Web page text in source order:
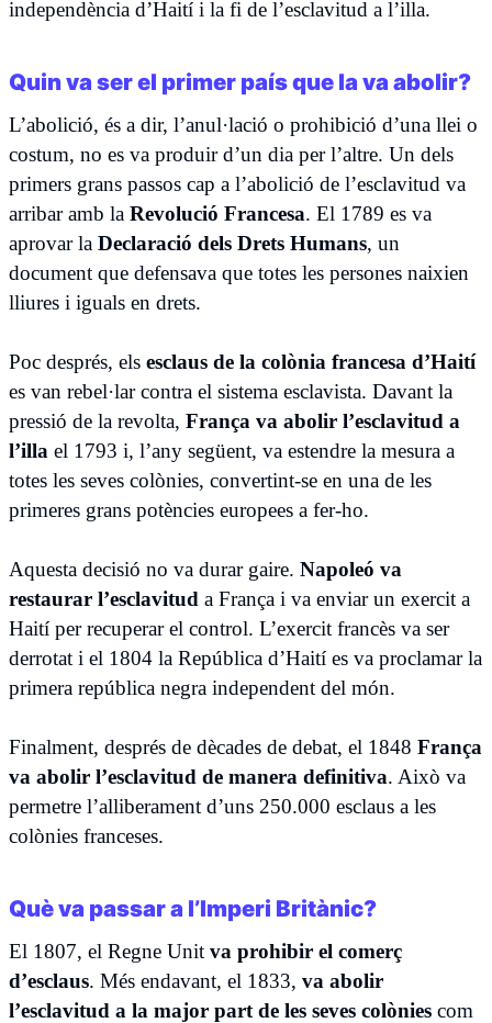
independència d’Haití i la fi de l’esclavitud a l’illa.
Quin va ser el primer país que la va abolir?
L’abolició, és a dir, l’anul·lació o prohibició d’una llei o
costum, no es va produir d’un dia per l’altre. Un dels
primers grans passos cap a l’abolició de l’esclavitud va
arribar amb la Revolució Francesa. El 1789 es va
aprovar la Declaració dels Drets Humans, un
document que defensava que totes les persones naixien
lliures i iguals en drets.
Poc després, els esclaus de la colònia francesa d’Haití
es van rebel·lar contra el sistema esclavista. Davant la
pressió de la revolta, França va abolir l’esclavitud a
l’illa el 1793 i, l’any següent, va estendre la mesura a
totes les seves colònies, convertint-se en una de les
primeres grans potències europees a fer-ho.
Aquesta decisió no va durar gaire. Napoleó va
restaurar l’esclavitud a França i va enviar un exercit a
Haití per recuperar el control. L’exercit francès va ser
derrotat i el 1804 la República d’Haití es va proclamar la
primera república negra independent del món.
Finalment, després de dècades de debat, el 1848 França
va abolir l’esclavitud de manera definitiva. Això va
permetre l’alliberament d’uns 250.000 esclaus a les
colònies franceses.
Què va passar a l’Imperi Britànic?
El 1807, el Regne Unit va prohibir el comerç
d’esclaus. Més endavant, el 1833, va abolir
l’esclavitud a la major part de les seves colònies com